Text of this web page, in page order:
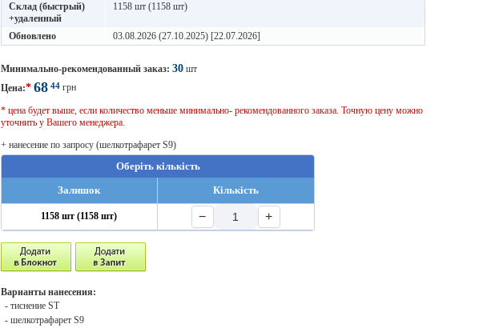
Склад (быстрый)
+удаленный
1158 шт (1158 шт)
Обновлено 03.08.2026 (27.10.2025) [22.07.2026]
Минимально-рекомендованный заказ: 30 шт
Цена:* 68 44 грн
* цена будет выше, если количество меньше минимально- рекомендованного заказа. Точную цену можно
уточнить у Вашего менеджера.
+ нанесение по запросу (шелкотрафарет S9)
Оберіть кількість
Залишок
Кількість
1158 шт (1158 шт) − +
Варианты нанесения:
- тиснение ST
- шелкотрафарет S9